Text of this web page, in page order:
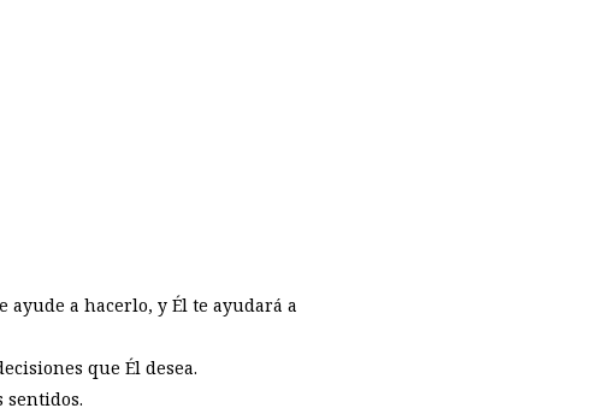
a hacerlo, y Él te ayudará a
que Él desea.
sentidos.